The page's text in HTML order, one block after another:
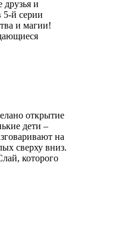
друзья и
й серии
и магии!
открытие
дети –
на
сверху вниз.
которого